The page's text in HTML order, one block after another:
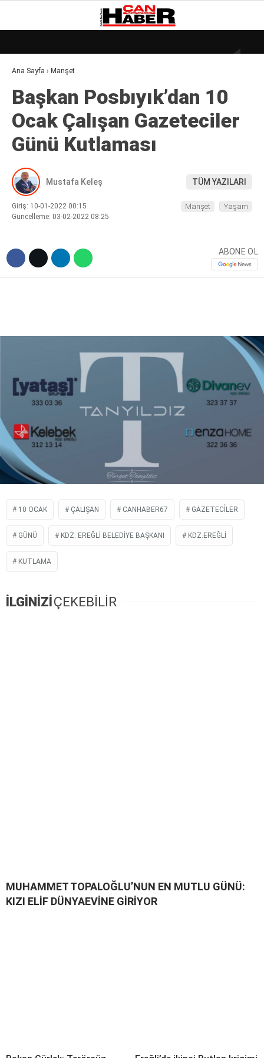
WhatsApp İhbar Hattı
Youtube
29.1°
GALERİ
DÜNYA
EKONOMI
GÜNDEM
KÜLÜR – SANAT
MAGAZIN
SAĞLIK
ASAYIŞ
Ana Sayfa › Manşet
Başkan Posbıyık’dan 10
Ocak Çalışan Gazeteciler
Günü Kutlaması
Mustafa Keleş TÜM YAZILARI
Giriş: 10-01-2022 00:15
Güncelleme: 03-02-2022 08:25
Manşet Yaşam
ABONE OL
10 OCAK ÇALIŞAN CANHABER67 GAZETECİLER
GÜNÜ KDZ. EREĞLI BELEDIYE BAŞKANI KDZ.EREĞLI
KUTLAMA
İLGİNİZİÇEKEBİLİR
MUHAMMET TOPALOĞLU’NUN EN MUTLU GÜNÜ:
KIZI ELİF DÜNYAEVİNE GİRİYOR